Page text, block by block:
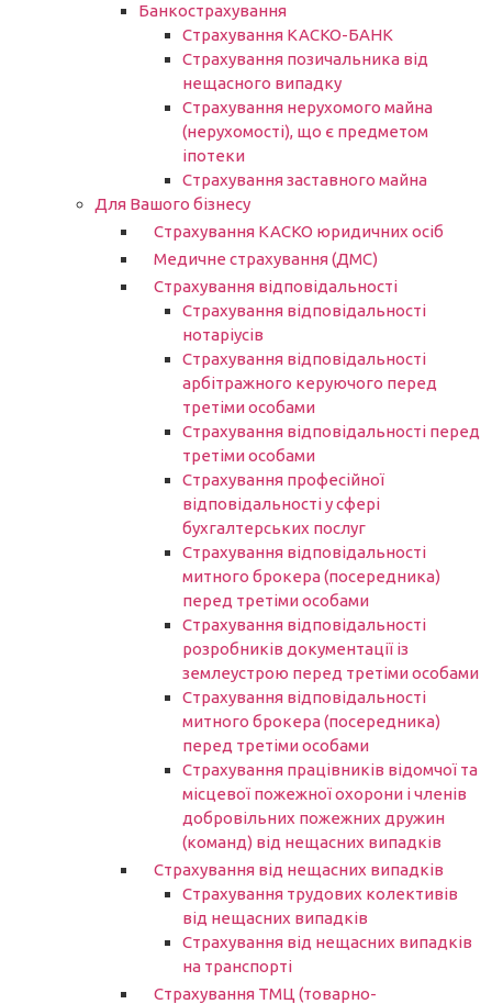
Банкострахування
Страхування КАСКО-БАНК
Страхування позичальника від
нещасного випадку
Страхування нерухомого майна
(нерухомості), що є предметом
іпотеки
Страхування заставного майна
Для Вашого бізнесу
Страхування КАСКО юридичних осіб
Медичне страхування (ДМС)
Страхування відповідальності
Страхування відповідальності
нотаріусів
Cтрахування відповідальності
арбітражного керуючого перед
третіми особами
Страхування відповідальності перед
третіми особами
Страхування професійної
відповідальності у сфері
бухгалтерських послуг
Страхування відповідальності
митного брокера (посередника)
перед третіми особами
Страхування відповідальності
розробників документації із
землеустрою перед третіми особами
Страхування відповідальності
митного брокера (посередника)
перед третіми особами
Страхування працівників відомчої та
місцевої пожежної охорони і членів
добровільних пожежних дружин
(команд) від нещасних випадків
Страхування від нещасних випадків
Страхування трудових колективів
від нещасних випадків
Страхування від нещасних випадків
на транспорті
Страхування ТМЦ (товарно-